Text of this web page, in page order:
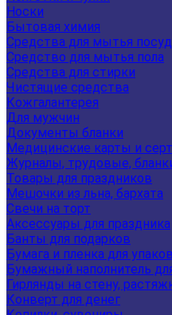
Носки
Бытовая химия
Средства для мытья
Средство для мытья пола
Средства для стирки
Чистящие средства
Кожгалантерея
Для мужчин
Документы бланки
Медицинские карты и
Журналы, трудовые,
Товары для праздников
Мешочки из льна, бархата
Свечи на торт
Аксессуары для праздника
Банты для подарков
Бумага и пленка для
Бумажный наполнитель
Гирлянды на стену,
Конверт для денег